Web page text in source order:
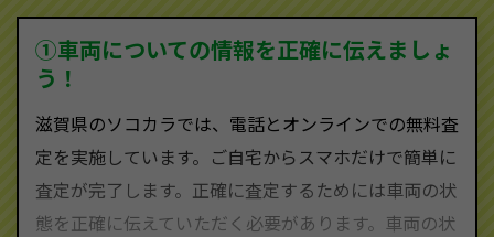
を実現し、お客様に利益を還元することができるので
す。
590-870）までお問い合わせ下さい。
査定・ご相談・見積もりはすべて無料で行います。安
心してお問い合わせください。
①車両についての情報を正確に伝えましょ
う！
滋賀県のソコカラでは、電話とオンラインでの無料査
定を実施しています。ご自宅からスマホだけで簡単に
査定が完了します。正確に査定するためには車両の状
態を正確に伝えていただく必要があります。車両の状